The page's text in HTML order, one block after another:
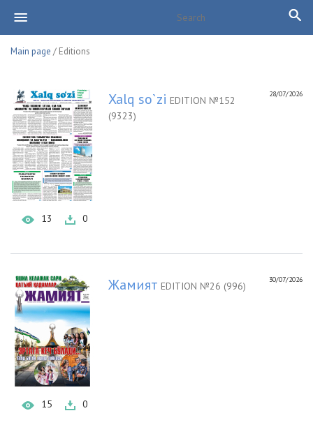
Main page / Editions
13 0
28/07/2026
Xalq so`zi EDITION №152
(9323)
15 0
30/07/2026
Жамият EDITION №26 (996)